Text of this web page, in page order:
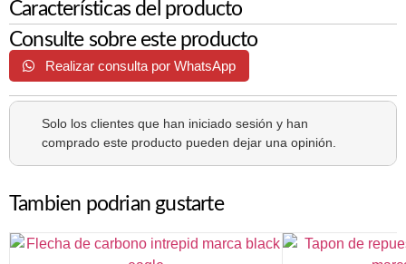
Características del producto
Consulte sobre este producto
Realizar consulta por WhatsApp
Solo los clientes que han iniciado sesión y han
comprado este producto pueden dejar una opinión.
Tambien podrian gustarte